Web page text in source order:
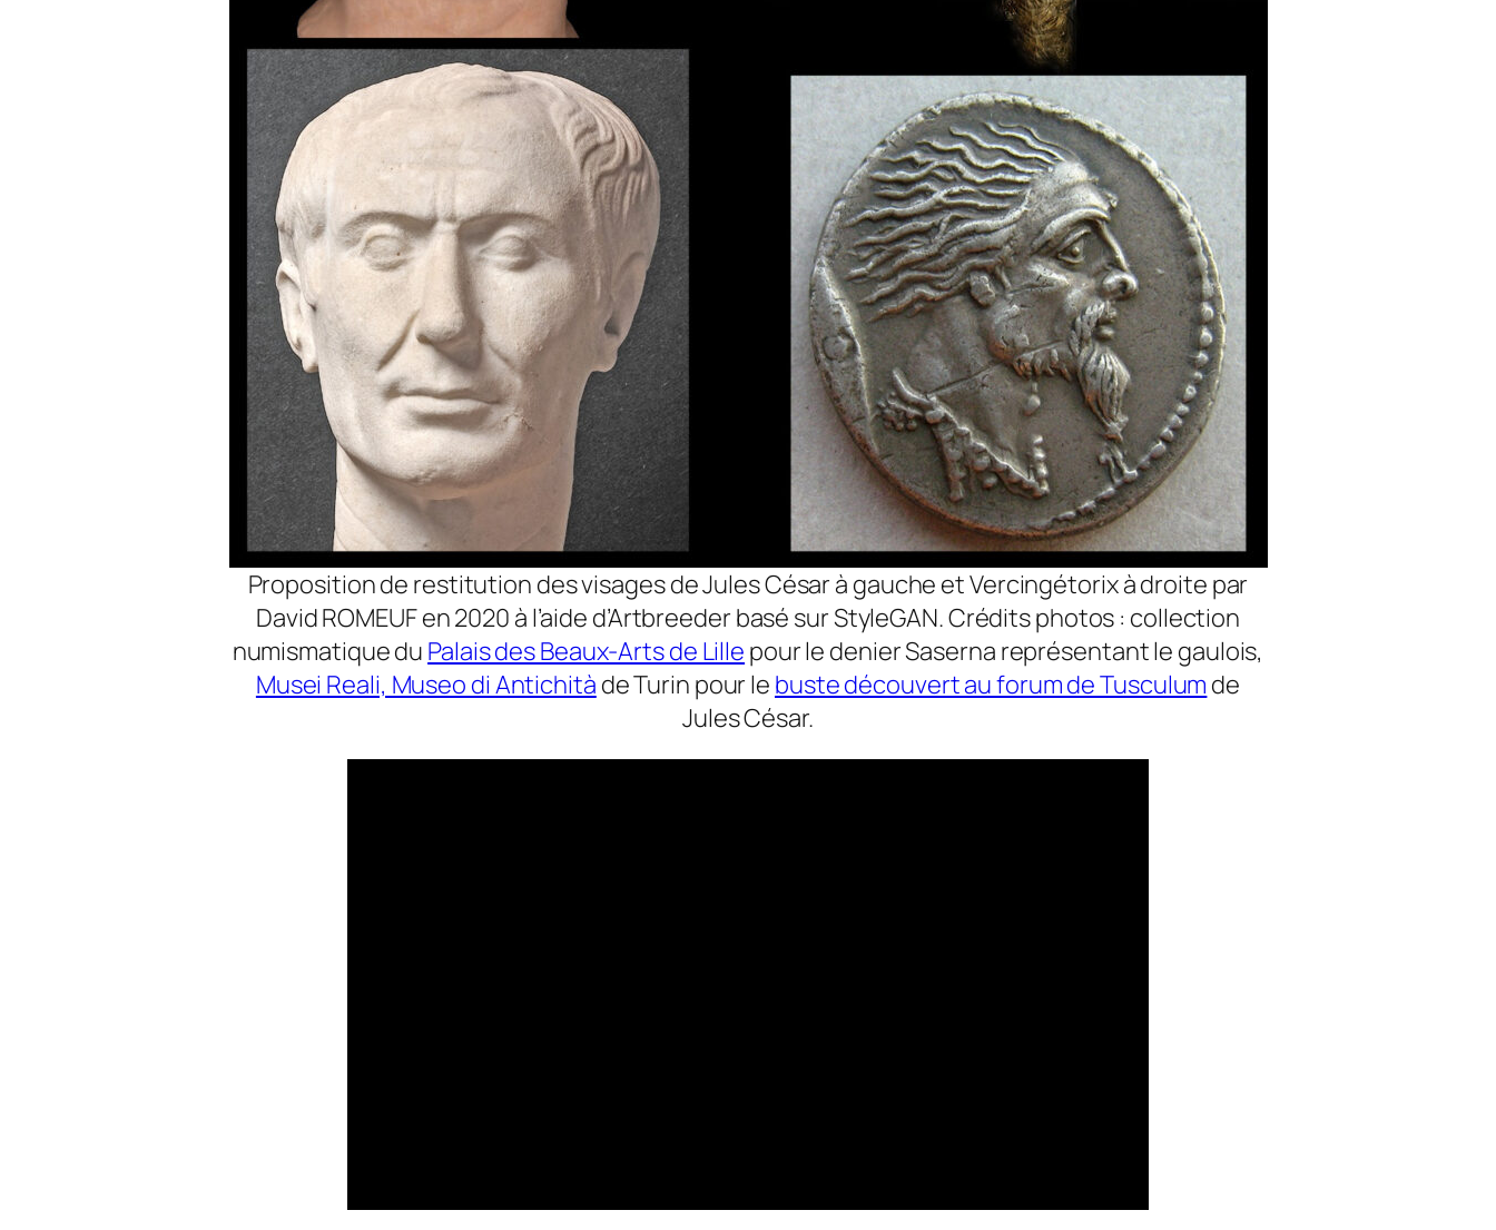
Proposition de restitution des visages de Jules César à gauche et Vercingétorix à droite par
David ROMEUF en 2020 à l’aide d’Artbreeder basé sur StyleGAN. Crédits photos : collection
numismatique du Palais des Beaux-Arts de Lille pour le denier Saserna représentant le gaulois,
Musei Reali, Museo di Antichità de Turin pour le buste découvert au forum de Tusculum de
Jules César.